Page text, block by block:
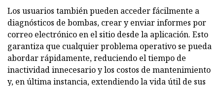
Los usuarios también pueden acceder fácilmente a
diagnósticos de bombas, crear y enviar informes por
correo electrónico en el sitio desde la aplicación. Esto
garantiza que cualquier problema operativo se pueda
abordar rápidamente, reduciendo el tiempo de
inactividad innecesario y los costos de mantenimiento
y, en última instancia, extendiendo la vida útil de sus